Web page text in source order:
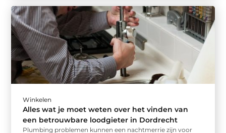
Winkelen
Alles wat je moet weten over het vinden van
een betrouwbare loodgieter in Dordrecht
Plumbing problemen kunnen een nachtmerrie zijn voor